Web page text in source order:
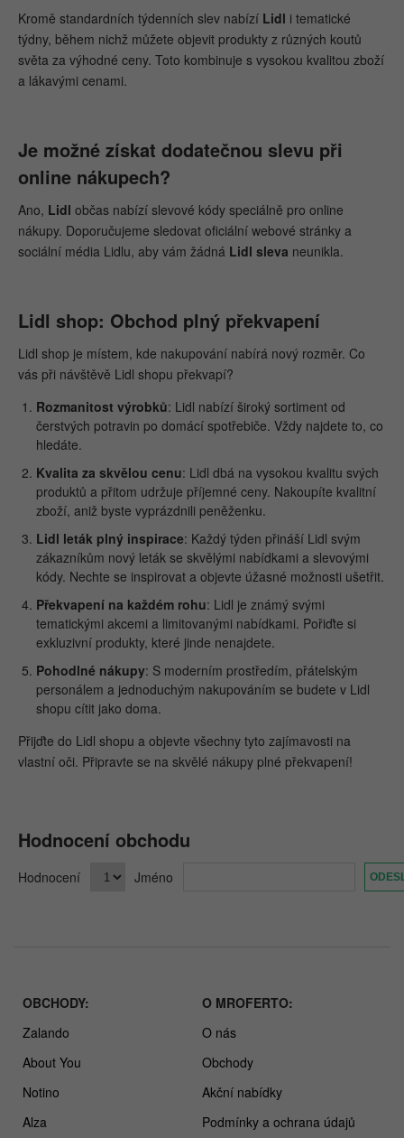
Kromě standardních týdenních slev nabízí Lidl i tematické
týdny, během nichž můžete objevit produkty z různých koutů
světa za výhodné ceny. Toto kombinuje s vysokou kvalitou zboží
a lákavými cenami.
Je možné získat dodatečnou slevu při
online nákupech?
Ano, Lidl občas nabízí slevové kódy speciálně pro online
nákupy. Doporučujeme sledovat oficiální webové stránky a
sociální média Lidlu, aby vám žádná Lidl sleva neunikla.
Lidl shop: Obchod plný překvapení
Lidl shop je místem, kde nakupování nabírá nový rozměr. Co
vás při návštěvě Lidl shopu překvapí?
Rozmanitost výrobků: Lidl nabízí široký sortiment od
čerstvých potravin po domácí spotřebiče. Vždy najdete to, co
hledáte.
Kvalita za skvělou cenu: Lidl dbá na vysokou kvalitu svých
produktů a přitom udržuje příjemné ceny. Nakoupíte kvalitní
zboží, aniž byste vyprázdnili peněženku.
Lidl leták plný inspirace: Každý týden přináší Lidl svým
zákazníkům nový leták se skvělými nabídkami a slevovými
kódy. Nechte se inspirovat a objevte úžasné možnosti ušetřit.
Překvapení na každém rohu: Lidl je známý svými
tematickými akcemi a limitovanými nabídkami. Pořiďte si
exkluzivní produkty, které jinde nenajdete.
Pohodlné nákupy: S moderním prostředím, přátelským
personálem a jednoduchým nakupováním se budete v Lidl
shopu cítit jako doma.
Přijďte do Lidl shopu a objevte všechny tyto zajímavosti na
vlastní oči. Připravte se na skvělé nákupy plné překvapení!
Hodnocení obchodu
Hodnocení Jméno
OBCHODY:
Zalando
About You
Notino
Alza
O MROFERTO:
O nás
Obchody
Akční nabídky
Podmínky a ochrana údajů